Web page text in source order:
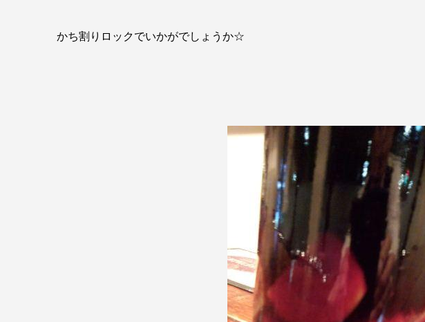
かち割りロックでいかがでしょうか☆